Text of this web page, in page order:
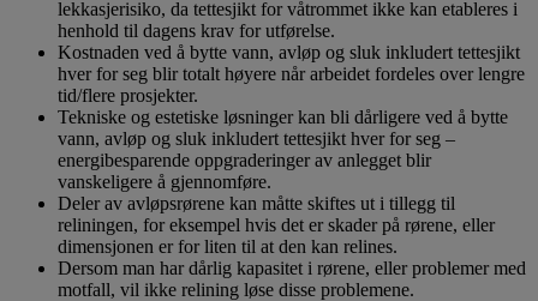
lekkasjerisiko, da tettesjikt for våtrommet ikke kan etableres i
henhold til dagens krav for utførelse.
Kostnaden ved å bytte vann, avløp og sluk inkludert tettesjikt
hver for seg blir totalt høyere når arbeidet fordeles over lengre
tid/flere prosjekter.
Tekniske og estetiske løsninger kan bli dårligere ved å bytte
vann, avløp og sluk inkludert tettesjikt hver for seg –
energibesparende oppgraderinger av anlegget blir
vanskeligere å gjennomføre.
Deler av avløpsrørene kan måtte skiftes ut i tillegg til
reliningen, for eksempel hvis det er skader på rørene, eller
dimensjonen er for liten til at den kan relines.
Dersom man har dårlig kapasitet i rørene, eller problemer med
motfall, vil ikke relining løse disse problemene.